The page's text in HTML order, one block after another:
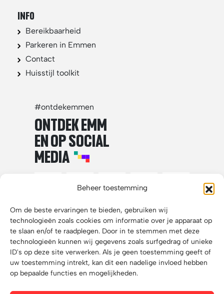
Beheer toestemming
Om de beste ervaringen te bieden, gebruiken wij
technologieën zoals cookies om informatie over je apparaat op
te slaan en/of te raadplegen. Door in te stemmen met deze
technologieën kunnen wij gegevens zoals surfgedrag of unieke
ID's op deze site verwerken. Als je geen toestemming geeft of
uw toestemming intrekt, kan dit een nadelige invloed hebben
op bepaalde functies en mogelijkheden.
INFO
Bereikbaarheid
Parkeren in Emmen
Contact
Huisstijl toolkit
#ontdekemmen
ONTDEK EMM
EN OP SOCIAL
MEDIA